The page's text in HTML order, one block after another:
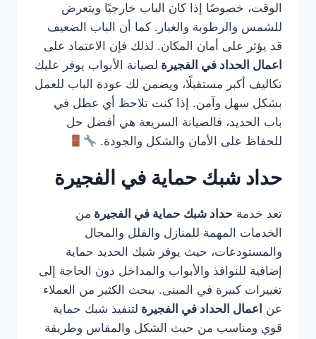
الوقت، خصوصًا إذا كان الباب خارجيًا ويتعرض
للشمس والرطوبة والغبار. كما أن الباب الضعيف
قد يؤثر على أمان المكان. لذلك فإن الاعتماد على
اعمال الحداد في الفجيرة لصيانة الأبواب يوفر عليك
تكاليف أكبر مستقبلًا، ويضمن لك عودة الباب للعمل
بشكل سهل وآمن. إذا كنت تلاحظ أي عطل في
باب الحديد، فالصيانة السريعة هي أفضل حل
للحفاظ على الأمان والشكل والجودة.
حداد شبك حماية في الفجيرة
تعد خدمة حداد شبك حماية في الفجيرة من
الخدمات المهمة للمنازل والفلل والمحال
والمستودعات، حيث يوفر شبك الحديد حماية
إضافية للنوافذ والأبواب والمداخل دون الحاجة إلى
تغييرات كبيرة في المبنى. يبحث الكثير من العملاء
عن اعمال الحداد في الفجيرة لتنفيذ شبك حماية
قوي ومناسب من حيث الشكل والمقاس وطريقة